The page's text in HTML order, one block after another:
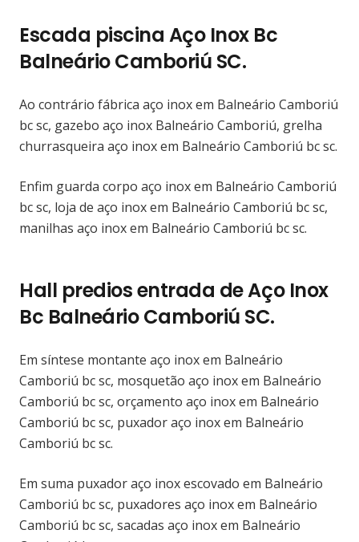
Escada piscina Aço Inox Bc
Balneário Camboriú SC.
Ao contrário fábrica aço inox em Balneário Camboriú
bc sc, gazebo aço inox Balneário Camboriú, grelha
churrasqueira aço inox em Balneário Camboriú bc sc.
Enfim guarda corpo aço inox em Balneário Camboriú
bc sc, loja de aço inox em Balneário Camboriú bc sc,
manilhas aço inox em Balneário Camboriú bc sc.
Hall predios entrada de Aço Inox
Bc Balneário Camboriú SC.
Em síntese montante aço inox em Balneário
Camboriú bc sc, mosquetão aço inox em Balneário
Camboriú bc sc, orçamento aço inox em Balneário
Camboriú bc sc, puxador aço inox em Balneário
Camboriú bc sc.
Em suma puxador aço inox escovado em Balneário
Camboriú bc sc, puxadores aço inox em Balneário
Camboriú bc sc, sacadas aço inox em Balneário